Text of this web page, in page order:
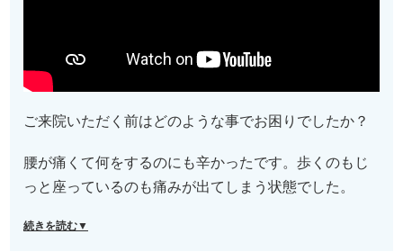
ご来院いただく前はどのような事でお困りでしたか？
腰が痛くて何をするのにも辛かったです。歩くのもじ
っと座っているのも痛みが出てしまう状態でした。
続きを読む▼